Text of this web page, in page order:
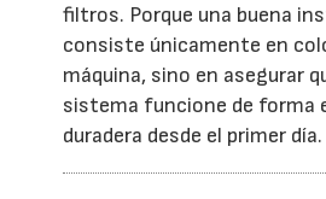
filtros. Porque una buena
consiste únicamente en
máquina, sino en asegurar
sistema funcione de forma
duradera desde el primer día.